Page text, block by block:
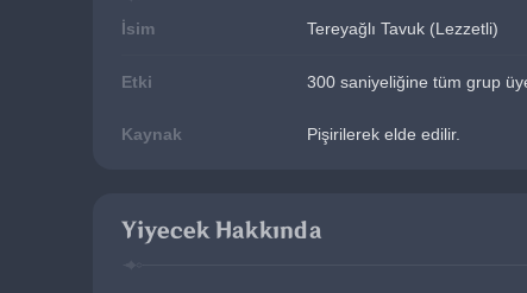
İsim Tereyağlı Tavuk (Lezzetli)
Etki 300 saniyeliğine tüm grup
Kaynak Pişirilerek elde edilir.
Yiyecek Hakkında